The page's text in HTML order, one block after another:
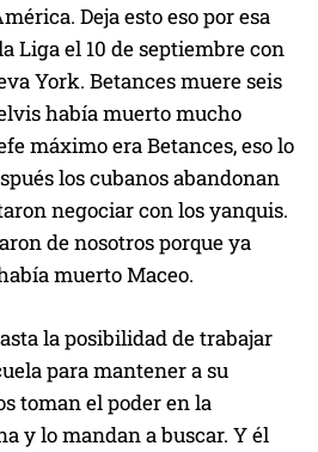
Deja esto eso por esa
Liga el 10 de septiembre con
York. Betances muere seis
había muerto mucho
máximo era Betances, eso lo
los cubanos abandonan
negociar con los yanquis.
de nosotros porque ya
muerto Maceo.
la posibilidad de trabajar
para mantener a su
toman el poder en la
y lo mandan a buscar. Y él